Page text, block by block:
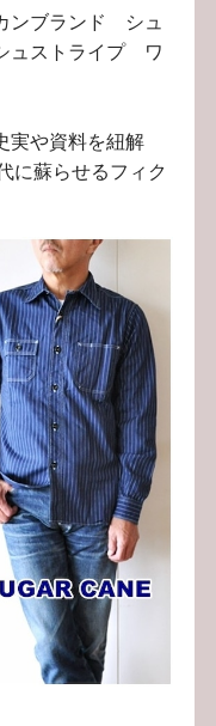
ンブランド シュ
ュストライプ ワ
実や資料を紐解
に蘇らせるフィク